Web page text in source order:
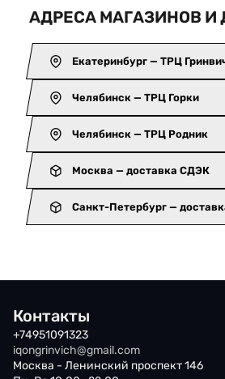
АДРЕСА МАГАЗИНОВ И
Екатеринбург — ТРЦ
Челябинск — ТРЦ Горки
Челябинск — ТРЦ Родник
Москва — доставка СДЭК
Санкт-Петербург —
Контакты
+74951091323
iqongrinvich@gmail.com
Москва - Ленинский проспект 146